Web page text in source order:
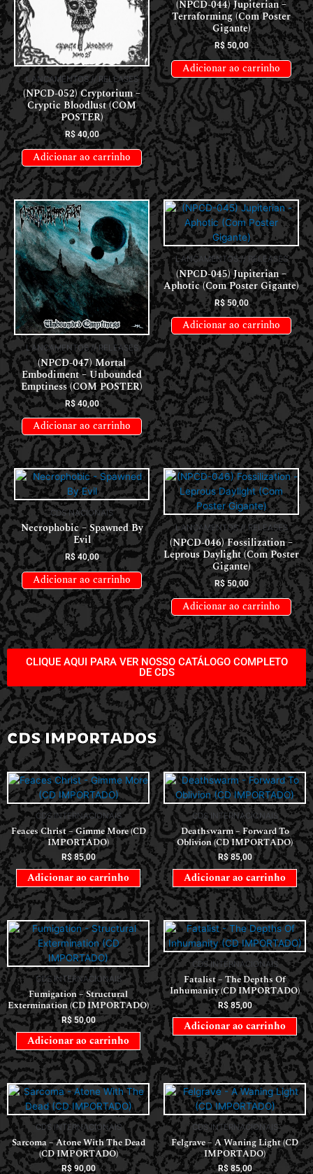
LANÇAMENTOS // RELEASES
(NPCD-052) Cryptorium –
Cryptic Bloodlust (COM
POSTER)
R$40,00
Adicionar ao carrinho
(NPCD-044) Jupiterian –
Terraforming (Com Poster
Gigante)
R$50,00
Adicionar ao carrinho
LANÇAMENTOS // RELEASES
(NPCD-047) Mortal
Embodiment – Unbounded
Emptiness (COM POSTER)
R$40,00
Adicionar ao carrinho
LANÇAMENTOS // RELEASES
(NPCD-045) Jupiterian –
Aphotic (Com Poster Gigante)
R$50,00
Adicionar ao carrinho
CDS NACIONAIS
Necrophobic – Spawned By
Evil
R$40,00
Adicionar ao carrinho
LANÇAMENTOS // RELEASES
(NPCD-046) Fossilization –
Leprous Daylight (Com Poster
Gigante)
R$50,00
Adicionar ao carrinho
CLIQUE AQUI PARA VER NOSSO CATÁLOGO COMPLETO
DE CDS
CDS IMPORTADOS
CDS INTERNACIONAIS
Feaces Christ – Gimme More (CD
IMPORTADO)
R$85,00
Adicionar ao carrinho
CDS INTERNACIONAIS
Deathswarm – Forward To
Oblivion (CD IMPORTADO)
R$85,00
Adicionar ao carrinho
CDS INTERNACIONAIS
Fumigation – Structural
Extermination (CD IMPORTADO)
R$50,00
Adicionar ao carrinho
CDS INTERNACIONAIS
Fatalist – The Depths Of
Inhumanity (CD IMPORTADO)
R$85,00
Adicionar ao carrinho
CDS INTERNACIONAIS
Sarcoma – Atone With The Dead
(CD IMPORTADO)
R$90,00
CDS INTERNACIONAIS
Felgrave – A Waning Light (CD
IMPORTADO)
R$85,00